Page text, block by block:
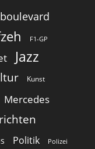
boulevard
F1-GP
Jazz
Kunst
Mercedes
Politik Polizei